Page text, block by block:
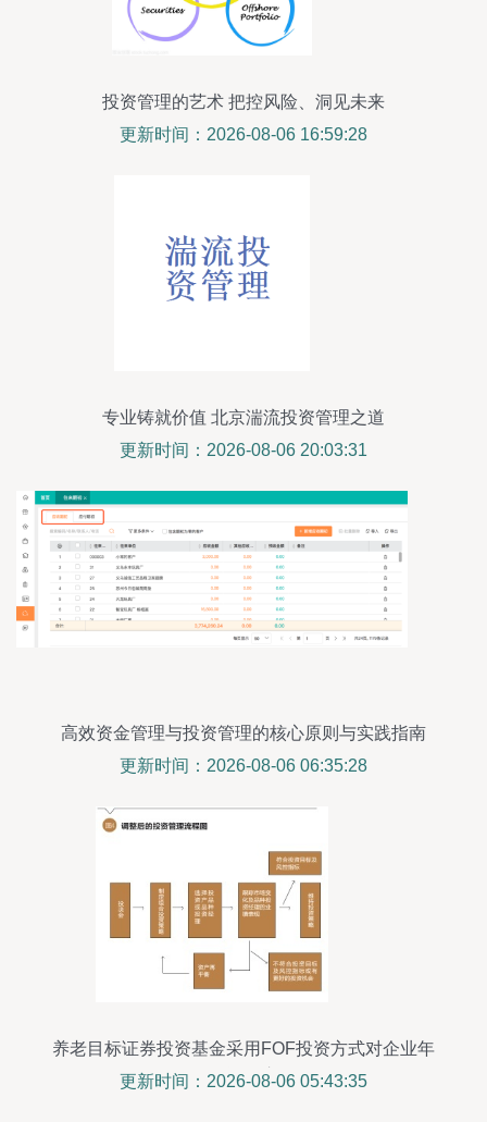
投资管理的艺术 把控风险、洞见未来
更新时间：2026-08-06 16:59:28
专业铸就价值 北京湍流投资管理之道
更新时间：2026-08-06 20:03:31
高效资金管理与投资管理的核心原则与实践指南
更新时间：2026-08-06 06:35:28
养老目标证券投资基金采用FOF投资方式对企业年
金投资的启示
更新时间：2026-08-06 05:43:35